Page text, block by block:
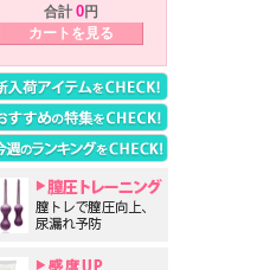
合計 0円
カートを見る